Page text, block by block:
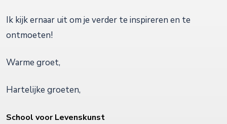
Ik kijk ernaar uit om je verder te inspireren en te
ontmoeten!
Warme groet,
Hartelijke groeten,
School voor Levenskunst